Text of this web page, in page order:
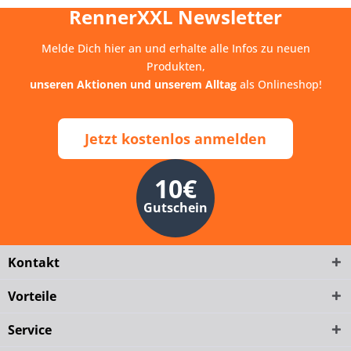
RennerXXL Newsletter
Melde Dich hier an und erhalte alle Infos zu neuen
Produkten,
unseren Aktionen und unserem Alltagals Onlineshop!
Jetzt kostenlos anmelden
10€
Gutschein
Kontakt
Vorteile
Service